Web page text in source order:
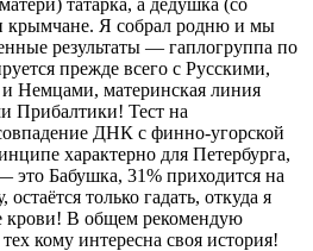
крымчане. Я собрал родню и мы
результаты — гаплогруппа по
прежде всего с Русскими,
Немцами, материнская линия
Прибалтики! Тест на
ДНК с финно-угорской
характерно для Петербурга,
Бабушка, 31% приходится на
только гадать, откуда я
крови! В общем рекомендую
кому интересна своя история!